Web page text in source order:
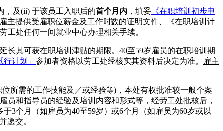
，及(ii) 于该员工入职后的首个月内 ，填妥 《在职培训初步申
主提供受雇职位薪金及工作时数的证明文件、《在职培训计
工处任何一间就业中心办理相关手续。
其可获在职培训津贴的期限。40至59岁雇员的在职培训期
计划」 参加者资格以劳工处经核实其资料后决定为准。 雇主
所需的工作技能及／或经验等)，本处有权批准较一般个案
和指导员的经验及培训内容和形式等，经劳工处批核后，
3个月（如雇员为40至59岁）或6个月（如雇员为60岁或以
递交。